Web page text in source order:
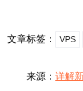
文章标签： VPS
来源： 详解